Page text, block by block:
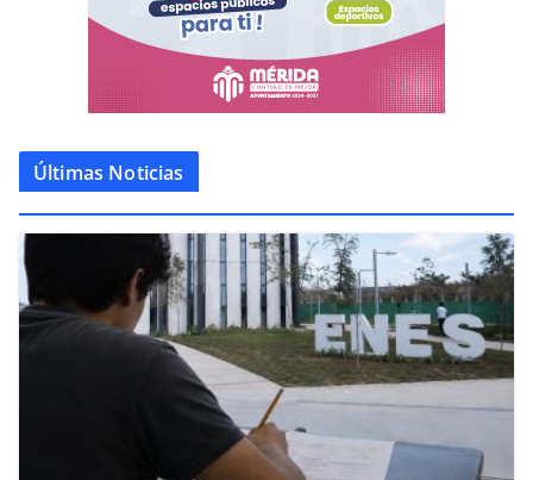
Últimas Noticias